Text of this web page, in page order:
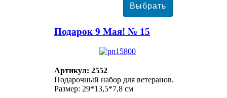
Подарок 9 Мая! № 15
Артикул: 2552
Подарочный набор для ветеранов.
Размер: 29*13,5*7,8 см